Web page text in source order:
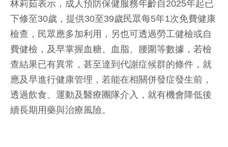
林莉茹表示，成人預防保健服務年齡自2025年起已
下修至30歲，提供30至39歲民眾每5年1次免費健康
檢查，民眾應多加利用，另也可透過勞工健檢或自
費健檢，及早掌握血糖、血脂、腰圍等數據，若檢
查結果已有異常，甚至達到代謝症候群的條件，就
應及早進行健康管理，若能在相關併發症發生前，
透過飲食、運動及醫療團隊介入，就有機會降低後
續長期用藥與治療風險。